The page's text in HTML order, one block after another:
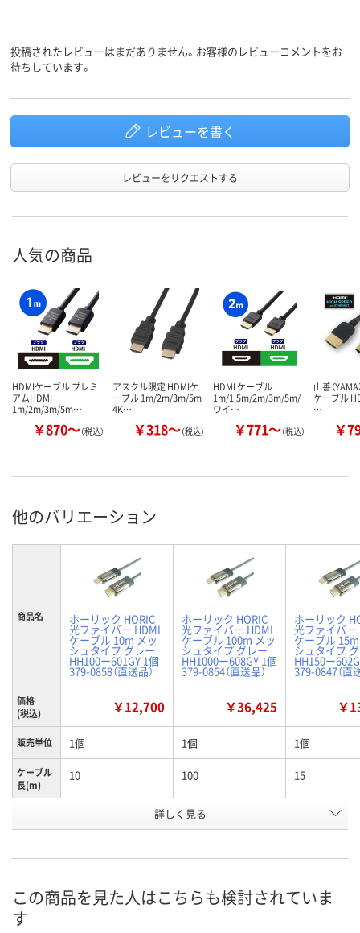
投稿されたレビューはまだありません。お客様のレビューコメントをお
待ちしています。
レビューを書く
レビューをリクエストする
人気の商品
HDMIケーブル プレミ
アムHDMI
1m/2m/3m/5m…
￥870～（税込）
アスクル限定 HDMIケ
ーブル 1m/2m/3m/5m
4K…
￥318～（税込）
HDMI ケーブル
1m/1.5m/2m/3m/5m/
ワイ…
￥771～（税込）
山善（
ケーブル
…
￥
他のバリエーション
商品名 ホーリック HORIC
光ファイバー HDMI
ケーブル 10m メッ
シュタイプ グレー
HH100ー601GY 1個
379-0858（直送品）
ホーリック HORIC
光ファイバー HDMI
ケーブル 100m メッ
シュタイプ グレー
HH1000ー608GY 1個
379-0854（直送品）
ホーリック
光ファイバー
ケーブル
シュタイプ
HH150ー
379-0847（直
価格
(税込)
￥12,700 ￥36,425 ￥
販売単位 1個 1個 1個
ケーブル
長(m)
10 100 15
HE24551 HE24559
詳しく見る
この商品を見た人はこちらも検討されていま
す